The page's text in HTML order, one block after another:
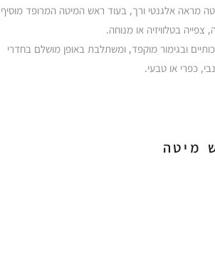
מראה אלגנטי ורך, בעוד ראש המיטה המרופד מוסיף
צפייה בטלוויזיה או מנוחה.
ובגימור מוקפד, ומשתלבת באופן מושלם בחדרי
כפרי או טבעי.
מיטה